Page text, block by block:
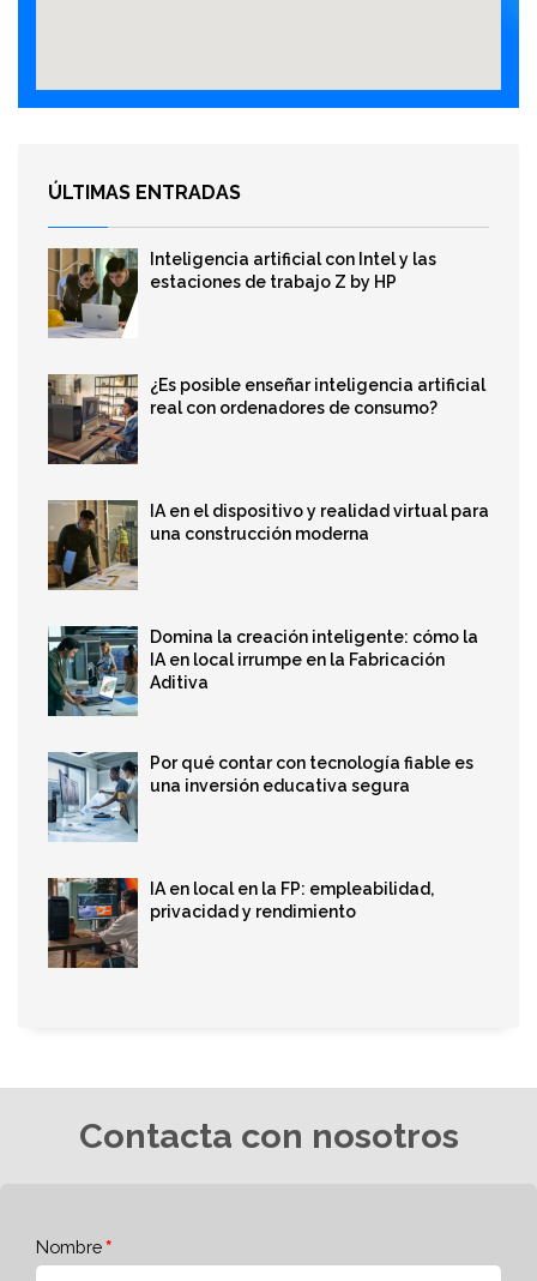
ÚLTIMAS ENTRADAS
Inteligencia artificial con Intel y las
estaciones de trabajo Z by HP
¿Es posible enseñar inteligencia artificial
real con ordenadores de consumo?
IA en el dispositivo y realidad virtual para
una construcción moderna
Domina la creación inteligente: cómo la
IA en local irrumpe en la Fabricación
Aditiva
Por qué contar con tecnología fiable es
una inversión educativa segura
IA en local en la FP: empleabilidad,
privacidad y rendimiento
Contacta con nosotros
Nombre